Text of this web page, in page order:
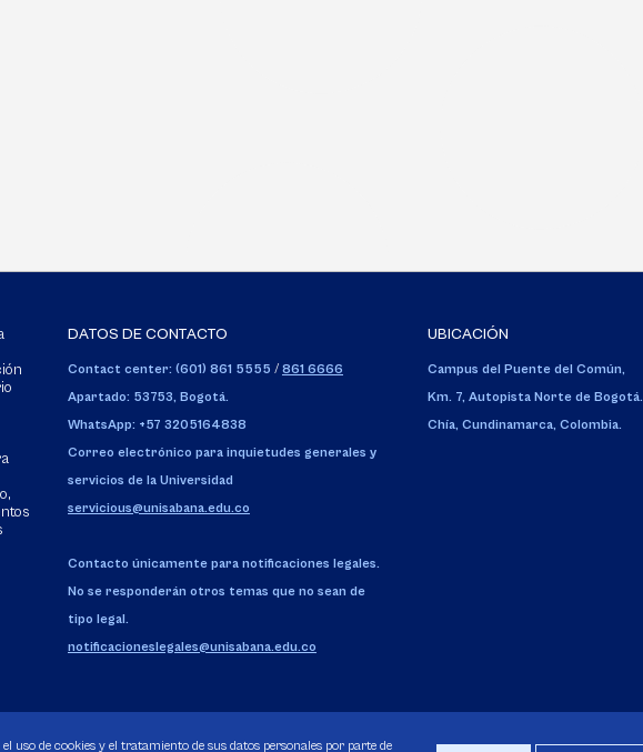
DATOS DE CONTACTO
Contact center: (601) 861 5555 / 861 6666
Apartado: 53753, Bogotá.
WhatsApp: +57 3205164838
Correo electrónico para inquietudes generales y
servicios de la Universidad
servicious@unisabana.edu.co
Contacto únicamente para notificaciones legales.
No se responderán otros temas que no sean de
tipo legal.
notificacioneslegales@unisabana.edu.co
UBICACIÓN
Campus del Puente del Común,
Km. 7, Autopista Norte de Bogotá.
Chía, Cundinamarca, Colombia.
uso de cookies y el tratamiento de sus datos personales por parte de